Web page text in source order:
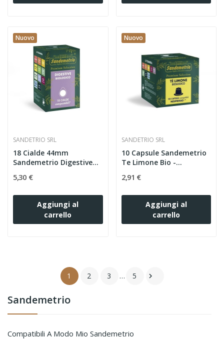
Sandemetrio
Compatibili A Modo Mio Sandemetrio
Nuovo
SANDETRIO SRL
18 Cialde 44mm
Sandemetrio Digestive
5,30 €
Aggiungi al
carrello
Nuovo
SANDETRIO SRL
10 Capsule Sandemetrio
Te Limone Bio -...
2,91 €
Aggiungi al
carrello
1 2 3 … 5 